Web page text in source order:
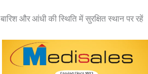
बारिश और आंधी की स्थिति में सुरक्षित स्थान पर रहें